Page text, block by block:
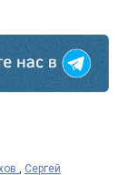
, Сергей